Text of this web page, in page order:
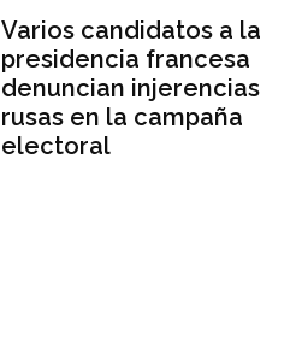
Varios candidatos a la
presidencia francesa
denuncian injerencias
rusas en la campaña
electoral